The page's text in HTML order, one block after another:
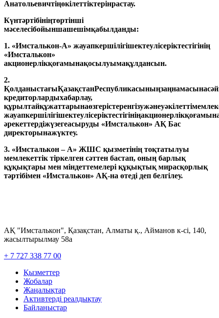
Анатольевичтіңөкілеттіктерінрастау.
Күнтәртібініңтөртінші
мәселесібойыншашешімқабылданды:
1. «Имсталькон-А» жауапкершілігішектеулісеріктестігінің
«Имсталькон»
акционерлікқоғамынақосылуымақұлдансын.
2.
ҚолданыстағыҚазақстанРеспубликасыныңзаңнамасына
кредиторлардыхабарлау,
құрылтайқұжаттарынаөзгерістеренгізужәнеуәкілетті
жауапкершілігішектеулісеріктестігініңакционерлік
әрекеттердіжүзегеасыруды «Имсталькон» АҚ Бас
директорынажүктеу.
3. «Имсталькон – А» ЖШС қызметінің тоқтатылуы
мемлекеттік тіркелген сәттен бастап, оның барлық
құқықтары мен міндеттемелері құқықтық мирасқорлық
тәртібімен «Имсталькон» АҚ-на өтеді деп белгілеу.
АҚ "Имсталькон", Қазақстан, Алматы қ., Айманов к-сі, 140,
жасылтырылмау 58а
+ 7 727 338 77 00
Қызметтер
Жобалар
Жаңалықтар
Активтерді реалдықтау
Байланыстар